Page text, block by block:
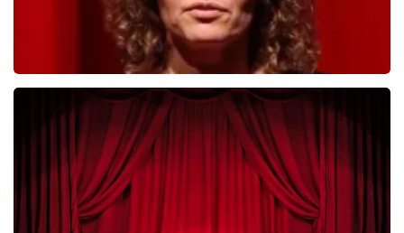
Esther van der Voort
KOOP TICKETS